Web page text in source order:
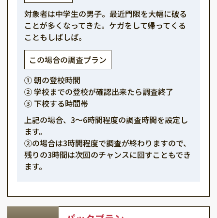
対象者は中学生の男子。最近門限を大幅に破る
ことが多くなってきた。ケガをして帰ってくる
こともしばしば。
この場合の調査プラン
① 朝の登校時間
② 学校までの登校が確認出来たら調査終了
③ 下校する時間帯
上記の場合、3～6時間程度の調査時間を設定し
ます。
②の場合は3時間程度で調査が終わりますので、
残りの3時間は次回のチャンスに回すこともでき
ます。